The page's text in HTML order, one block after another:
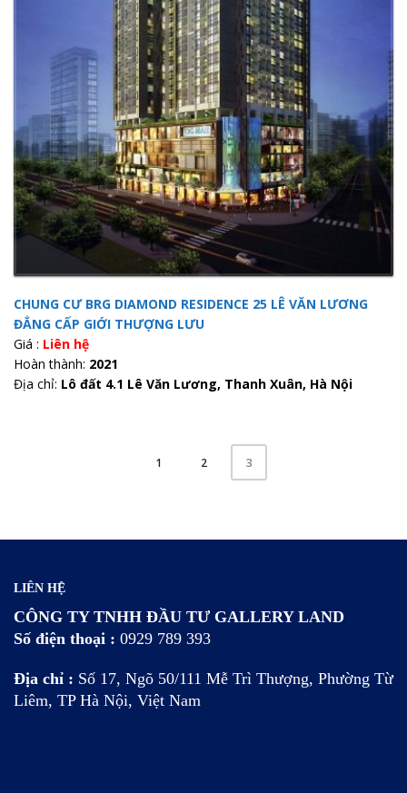
CHUNG CƯ BRG DIAMOND RESIDENCE 25 LÊ VĂN LƯƠNG
ĐẲNG CẤP GIỚI THƯỢNG LƯU
Giá : Liên hệ
Hoàn thành: 2021
Địa chỉ: Lô đất 4.1 Lê Văn Lương, Thanh Xuân, Hà Nội
1 2 3
LIÊN HỆ
CÔNG TY TNHH ĐẦU TƯ GALLERY LAND
Số điện thoại : 0929 789 393
Địa chỉ : Số 17, Ngõ 50/111 Mễ Trì Thượng, Phường Từ
Liêm, TP Hà Nội, Việt Nam